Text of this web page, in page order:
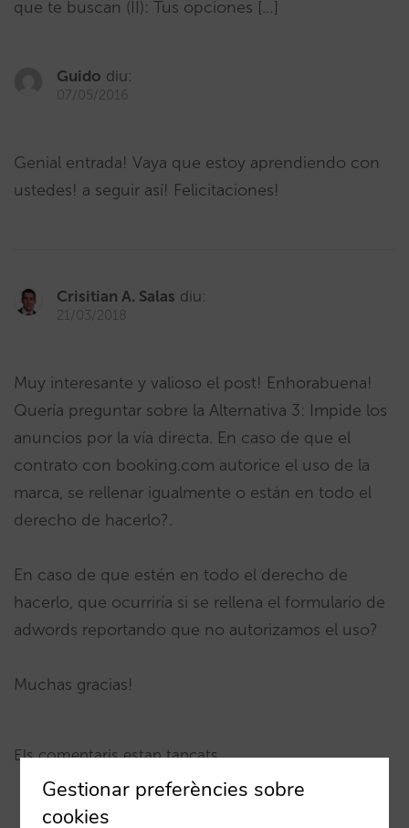
que te buscan (II): Tus opciones […]
Guido diu:
07/05/2016
Genial entrada! Vaya que estoy aprendiendo con
ustedes! a seguir así! Felicitaciones!
Crisitian A. Salas diu:
21/03/2018
Muy interesante y valioso el post! Enhorabuena!
Quería preguntar sobre la Alternativa 3: Impide los
anuncios por la vía directa. En caso de que el
contrato con booking.com autorice el uso de la
marca, se rellenar igualmente o están en todo el
derecho de hacerlo?.
En caso de que estén en todo el derecho de
hacerlo, que ocurriría si se rellena el formulario de
adwords reportando que no autorizamos el uso?
Muchas gracias!
Els comentaris estan tancats
Gestionar preferències sobre
cookies